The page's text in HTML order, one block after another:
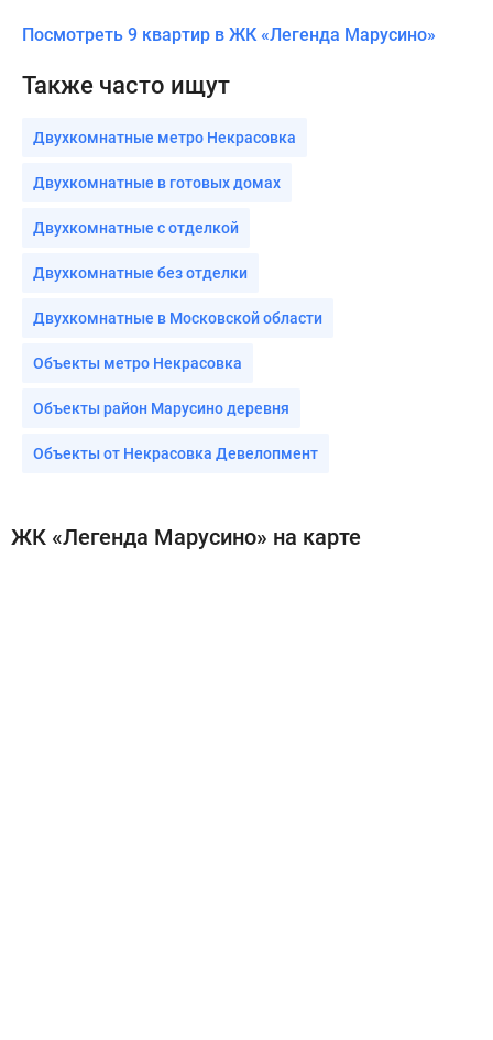
Посмотреть 9 квартир в ЖК «Легенда Марусино»
Также часто ищут
Двухкомнатные метро Некрасовка
Двухкомнатные в готовых домах
Двухкомнатные с отделкой
Двухкомнатные без отделки
Двухкомнатные в Московской области
Объекты метро Некрасовка
Объекты район Марусино деревня
Объекты от Некрасовка Девелопмент
ЖК «Легенда Марусино» на карте